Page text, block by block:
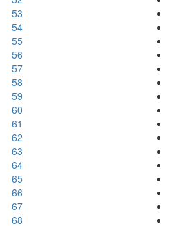
53
54
55
56
57
58
59
60
61
62
63
64
65
66
67
68